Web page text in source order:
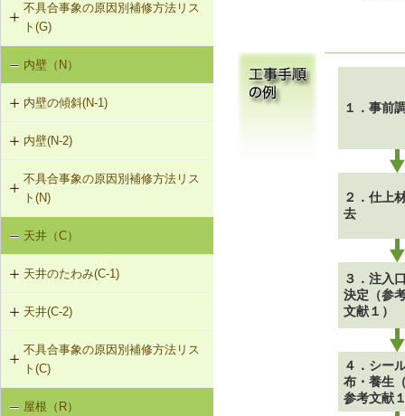
G-2-401 外壁の張替え（ＡＬＣパネ
ル）
G-2-402 タイルの部分張替え工法
（ＡＬＣパネル）
G-2-403 タイルの伸縮調整目地新設
工法（ＡＬＣパネル）
G-2-701 表面処理材の塗布（ALCパ
ネル）
G-2-702 Uカットモルタル充填工法
（ALCパネル）
G-2-704 充填工法（ALCパネル）
不具合事象の原因別補修方法リス
ト(G)
外壁の傾斜（G-1）
外壁のひび割れ、欠損（G-2）
外壁仕上材のはがれ・浮き（G-3）
内壁（N）
内壁の傾斜(N-1)
N-1-001 下地材・仕上材の取替え
（内壁部）
内壁(N-2)
N-2-001 仕上材の張替え（内壁部）
不具合事象の原因別補修方法リス
ト(N)
内壁の傾斜（N-1）
天井（C）
天井のたわみ(C-1)
C-1-701 天井下地材・仕上材の張替
え
天井(C-2)
C-2-001 天井仕上材の張替え
不具合事象の原因別補修方法リス
ト(C)
天井のたわみ（C-1）
屋根（R）
１．事前
２．仕上
去
３．注入
決定（参
文献１）
４．シー
布・養生
参考文献